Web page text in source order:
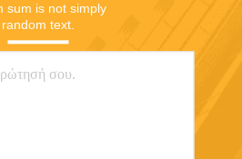
sum is not simply
random text.